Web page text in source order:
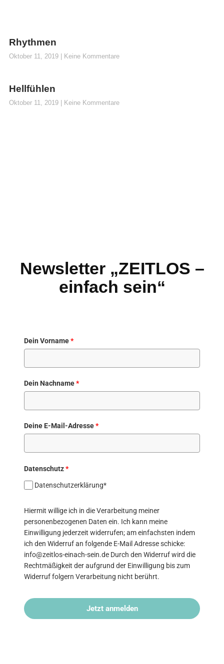
Rhythmen
Oktober 11, 2019 Keine Kommentare
Hellfühlen
Oktober 11, 2019 Keine Kommentare
Newsletter „ZEITLOS –
einfach sein“
Dein Vorname*
Dein Nachname*
Deine E-Mail-Adresse*
Datenschutz*
Datenschutzerklärung*
Hiermit willige ich in die Verarbeitung meiner
personenbezogenen Daten ein. Ich kann meine
Einwilligung jederzeit widerrufen; am einfachsten indem
ich den Widerruf an folgende E-Mail Adresse schicke:
info@zeitlos-einach-sein.de Durch den Widerruf wird die
Rechtmäßigkeit der aufgrund der Einwilligung bis zum
Widerruf folgern Verarbeitung nicht berührt.
Jetzt anmelden